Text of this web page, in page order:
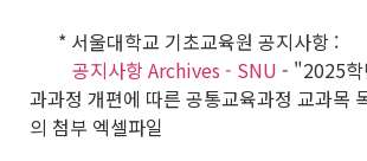
* 서울대학교 기초교육원 공지사항 :
공지사항 Archives - SNU - "2025학
과과정 개편에 따른 공통교육과정 교과목
의 첨부 엑셀파일